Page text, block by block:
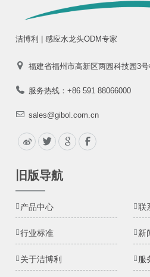
洁博利 | 感应水龙头ODM专家
福建省福州市高新区两园科技园3
服务热线：+86 591 88066000
sales@gibol.com.cn
旧版导航
产品中心 联
行业标准 新
关于洁博利 服